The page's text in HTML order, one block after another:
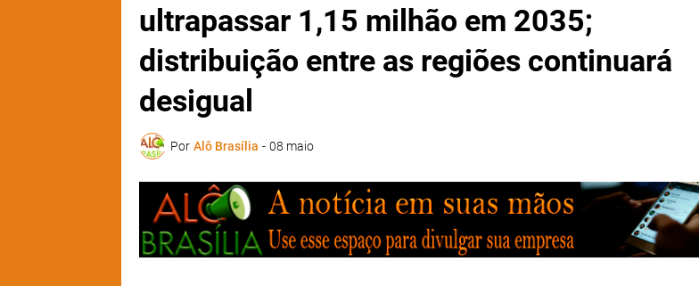
ultrapassar 1,15 milhão em 2035;
distribuição entre as regiões continuará
desigual
Por Alô Brasília - 08 maio